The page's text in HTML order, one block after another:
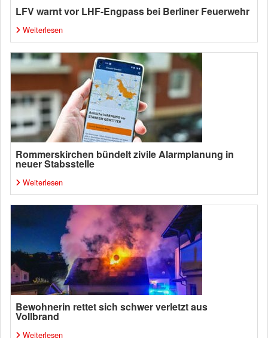
LFV warnt vor LHF-Engpass bei Berliner Feuerwehr
Weiterlesen
Rommerskirchen bündelt zivile Alarmplanung in
neuer Stabsstelle
Weiterlesen
Bewohnerin rettet sich schwer verletzt aus
Vollbrand
Weiterlesen